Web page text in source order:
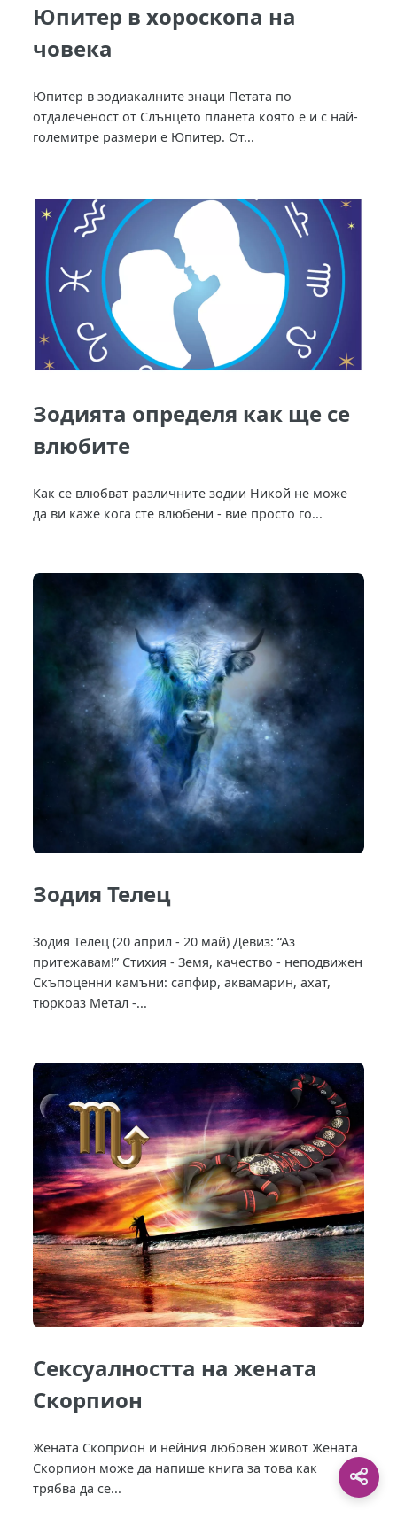
Юпитер в хороскопа на
човека
Юпитер в зодиакалните знаци Петата по
отдалеченост от Слънцето планета която е и с най-
големитре размери е Юпитер. От...
Зодията определя как ще се
влюбите
Как се влюбват различните зодии Никой не може
да ви каже кога сте влюбени - вие просто го...
Зодия Телец
Зодия Телец (20 април - 20 май) Девиз: “Аз
притежавам!” Стихия - Земя, качество - неподвижен
Скъпоценни камъни: сапфир, аквамарин, ахат,
тюркоаз Метал -...
Сексуалността на жената
Скорпион
Жената Скоприон и нейния любовен живот Жената
Скорпион може да напише книга за това как
трябва да се...